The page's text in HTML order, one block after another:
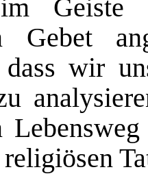
Geiste
Gebet
wir